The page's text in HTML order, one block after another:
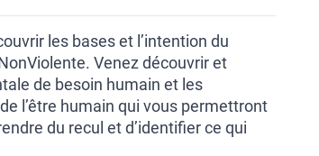
les bases et l’intention du
Venez découvrir et
de besoin humain et les
l’être humain qui vous permettront
du recul et d’identifier ce qui